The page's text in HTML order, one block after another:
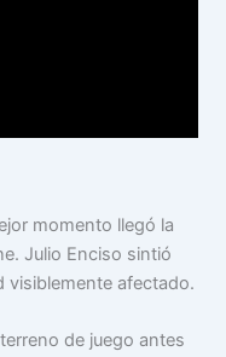
momento llegó la
Julio Enciso sintió
visiblemente afectado.
de juego antes